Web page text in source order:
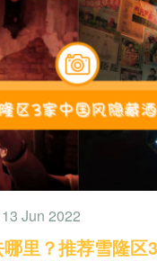
13 Jun 2022
里？推荐雪隆区